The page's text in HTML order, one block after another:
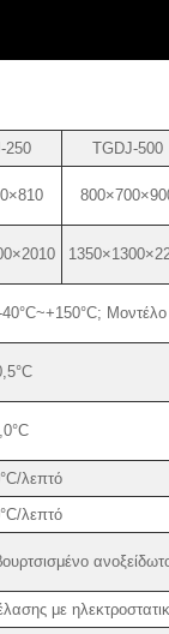
250 TGDJ-500
λεπτό
λεπτό
με